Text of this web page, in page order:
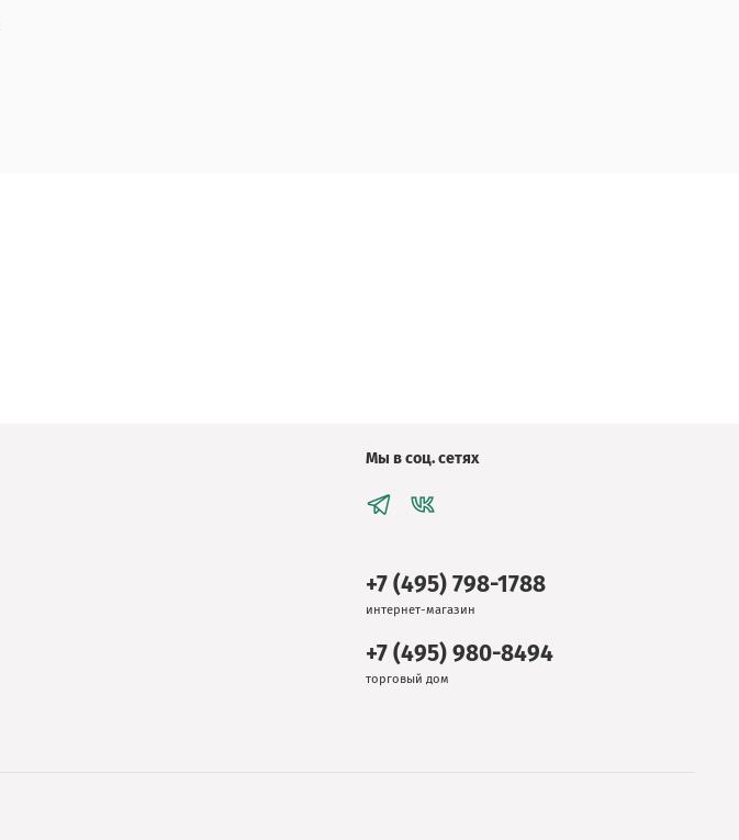
Мы в соц. сетях
+7 (495) 798-1788
интернет-магазин
+7 (495) 980-8494
торговый дом